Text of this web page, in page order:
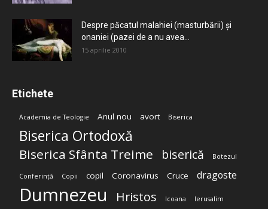
Despre păcatul malahiei (masturbării) şi
onaniei (pazei de a nu avea...
15 aprilie 2010
Etichete
Academia de Teologie Anul nou avort Biserica
Biserica Ortodoxă
Biserica Sfânta Treime biserică Botezul
Conferință Copii copil Coronavirus Cruce dragoste
Dumnezeu Hristos Icoana Ierusalim